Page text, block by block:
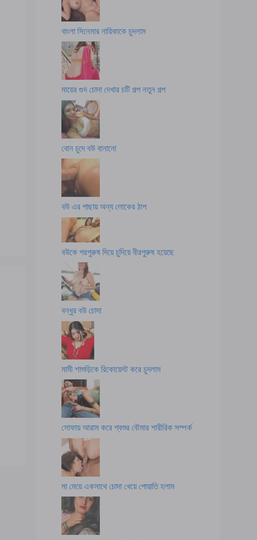
বাংলা সিনেমার নায়িকাকে চুদলাম
মায়ের গুদ চোদা দেখার চটি গল্প নতুন গল্প
বোন চুদে বউ বানানো
বউ এর পাছায় অন্য লোকের ঠাপ
বউকে পরপুরুষ দিয়ে চুদিয়ে বীরপুরুষ হয়েছে
বন্ধুর বউ চোদা
মামী শাশুড়িকে রিকোয়েস্ট করে চুদলাম
সোফায় আরাম করে শ্বশুর বৌমার শারীরিক সম্পর্ক
মা মেয়ে একসাথে চোদা খেয়ে পোয়াতি হলাম